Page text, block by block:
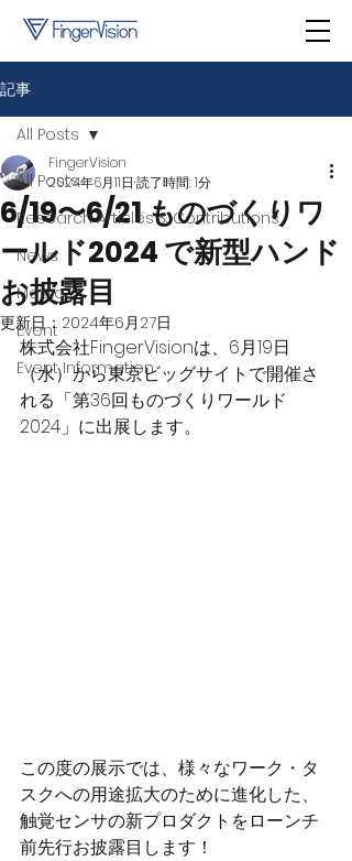
記事
All Posts
Research Articles & Contributions
News
Media
Event
Event Information
All Posts
6/19〜6/21 ものづくりワ
ールド2024 で新型ハンド
お披露目
FingerVision
2024年6月11日 読了時間: 1分
更新日： 2024年6月27日
株式会社FingerVisionは、6月19日
（水）から東京ビッグサイトで開催さ
れる「第36回ものづくりワールド
2024」に出展します。
この度の展示では、様々なワーク・タ
スクへの用途拡大のために進化した、
触覚センサの新プロダクトをローンチ
前先行お披露目します！